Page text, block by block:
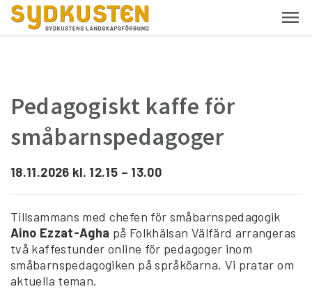
Pedagogiskt kaffe för
småbarnspedagoger
18.11.2026 kl. 12.15 – 13.00
Tillsammans med chefen för småbarnspedagogik
Aino Ezzat-Agha på Folkhälsan Välfärd arrangeras
två kaffestunder online för pedagoger inom
småbarnspedagogiken på språköarna. Vi pratar om
aktuella teman.